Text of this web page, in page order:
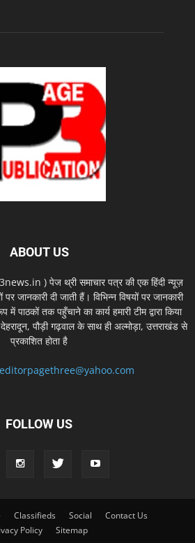
ABOUT US
) पेज थ्री समाचार पत्र की एक हिंदी न्यूज़
जानकारी दी जाती हैं। विभिन्न विषयों पर जानकारी
तक पहुँचाने का कार्य हमारी टीम द्वारा किया
पौड़ी गढ़वाल के साथ ही अल्मोड़ा, उत्तराखंड से
प्रकाशित होता है
editorpagethree@yahoo.com
FOLLOW US
Classifieds Social
Contact Us
Policy
Sitemap